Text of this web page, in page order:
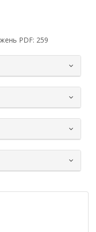
PDF: 259